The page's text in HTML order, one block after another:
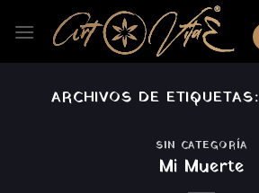
ARCHIVOS DE ETIQUETAS:
SIN CATEGORÍA
Mi Muerte